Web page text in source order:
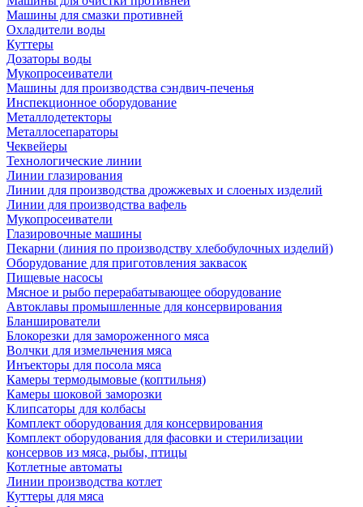
Машины для смазки противней
Охладители воды
Куттеры
Дозаторы воды
Мукопросеиватели
Машины для производства сэндвич-печенья
Инспекционное оборудование
Металлодетекторы
Металлосепараторы
Чеквейеры
Технологические линии
Линии глазирования
Линии для производства дрожжевых и слоеных изделий
Линии для производства вафель
Мукопросеиватели
Глазировочные машины
Пекарни (линия по производству хлебобулочных изделий)
Оборудование для приготовления заквасок
Пищевые насосы
Мясное и рыбо перерабатывающее оборудование
Автоклавы промышленные для консервирования
Бланширователи
Блокорезки для замороженного мяса
Волчки для измельчения мяса
Инъекторы для посола мяса
Камеры термодымовые (коптильня)
Камеры шоковой заморозки
Клипсаторы для колбасы
Комплект оборудования для консервирования
Комплект оборудования для фасовки и стерилизации
консервов из мяса, рыбы, птицы
Котлетные автоматы
Линии производства котлет
Куттеры для мяса